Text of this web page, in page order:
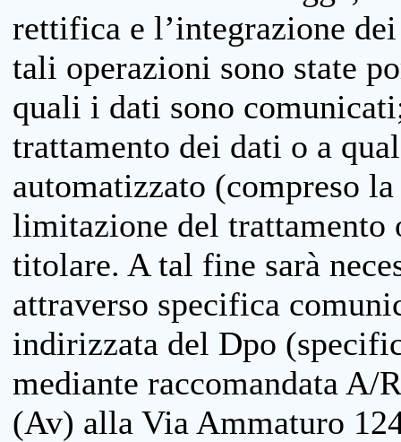
rettifica e l’integrazione
tali operazioni sono state
quali i dati sono
trattamento dei dati o a
automatizzato (compreso
limitazione del trattamento
titolare. A tal fine sarà
attraverso specifica
indirizzata del Dpo
mediante raccomandata
(Av) alla Via Ammaturo